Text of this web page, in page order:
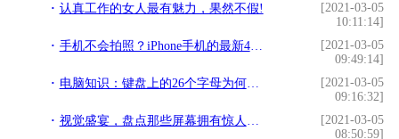
认真工作的女人最有魅力，果然不假!
[2021-03-05
10:11:14]
手机不会拍照？iPhone手机的最新4大拍照技巧，学习一下吧!
[2021-03-05
09:49:14]
电脑知识：键盘上的26个字母为何这样排列，你知道吗？!
[2021-03-05
09:16:32]
视觉盛宴，盘点那些屏幕拥有惊人色彩表现的旗舰手机！!
[2021-03-05
08:50:59]